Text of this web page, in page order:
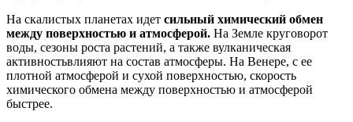
На скалистых планетах идет сильный химический обмен
между поверхностью и атмосферой. На Земле круговорот
воды, сезоны роста растений, а также вулканическая
активностьвлияют на состав атмосферы. На Венере, с ее
плотной атмосферой и сухой поверхностью, скорость
химического обмена между поверхностью и атмосферой
быстрее.